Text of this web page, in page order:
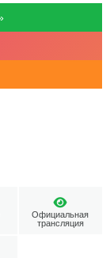
Официальная
трансляция